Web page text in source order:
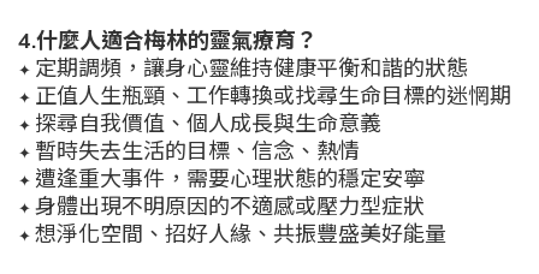
4.什麼人適合梅林的靈氣療育？
✦ 定期調頻，讓身心靈維持健康平衡和諧的狀態
✦ 正值人生瓶頸、工作轉換或找尋生命目標的迷惘期
✦ 探尋自我價值、個人成長與生命意義
✦ 暫時失去生活的目標、信念、熱情
✦ 遭逢重大事件，需要心理狀態的穩定安寧
✦ 身體出現不明原因的不適感或壓力型症狀
✦ 想淨化空間、招好人緣、共振豐盛美好能量